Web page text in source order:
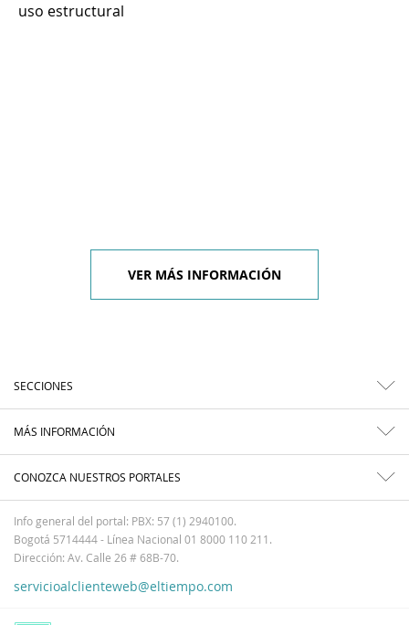
uso estructural
VER MÁS INFORMACIÓN
SECCIONES
MÁS INFORMACIÓN
CONOZCA NUESTROS PORTALES
Info general del portal: PBX: 57 (1) 2940100.
Bogotá 5714444 - Línea Nacional 01 8000 110 211.
Dirección: Av. Calle 26 # 68B-70.
servicioalclienteweb@eltiempo.com